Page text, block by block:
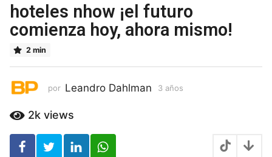
a
ñ
o
s
ñ
s
hoteles nhow ¡el futuro
comienza hoy, ahora mismo!
2 min
por Leandro Dahlman 3 años
2k views